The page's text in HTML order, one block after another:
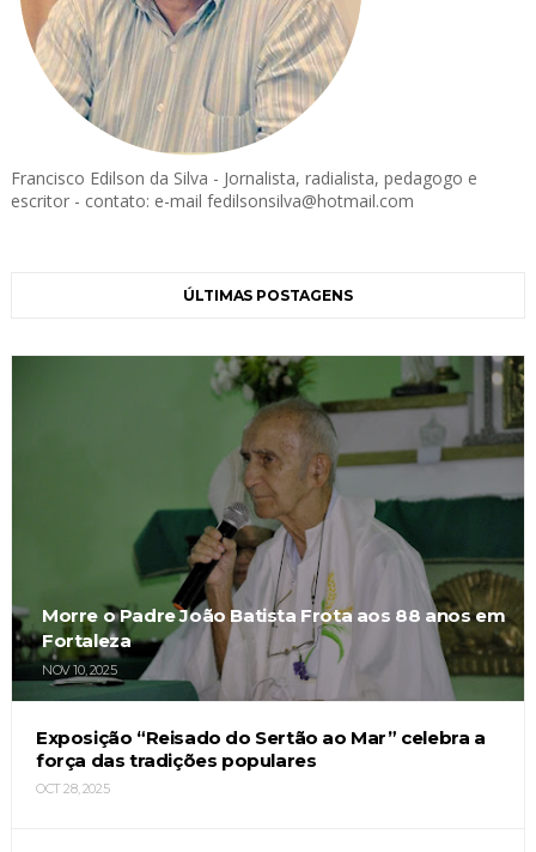
Francisco Edilson da Silva - Jornalista, radialista, pedagogo e
escritor - contato: e-mail fedilsonsilva@hotmail.com
ÚLTIMAS POSTAGENS
Morre o Padre João Batista Frota aos 88 anos em
Fortaleza
NOV 10, 2025
Exposição “Reisado do Sertão ao Mar” celebra a
força das tradições populares
OCT 28, 2025